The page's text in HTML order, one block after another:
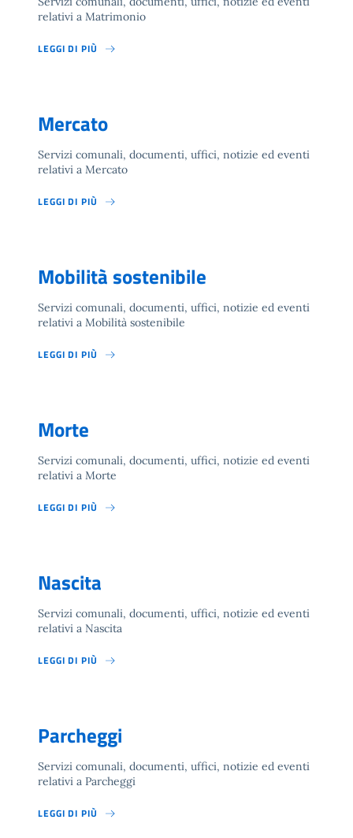
relativi a Matrimonio
LEGGI DI PIÙ
Mercato
Servizi comunali, documenti, uffici, notizie ed eventi
relativi a Mercato
LEGGI DI PIÙ
Mobilità sostenibile
Servizi comunali, documenti, uffici, notizie ed eventi
relativi a Mobilità sostenibile
LEGGI DI PIÙ
Morte
Servizi comunali, documenti, uffici, notizie ed eventi
relativi a Morte
LEGGI DI PIÙ
Nascita
Servizi comunali, documenti, uffici, notizie ed eventi
relativi a Nascita
LEGGI DI PIÙ
Parcheggi
Servizi comunali, documenti, uffici, notizie ed eventi
relativi a Parcheggi
LEGGI DI PIÙ